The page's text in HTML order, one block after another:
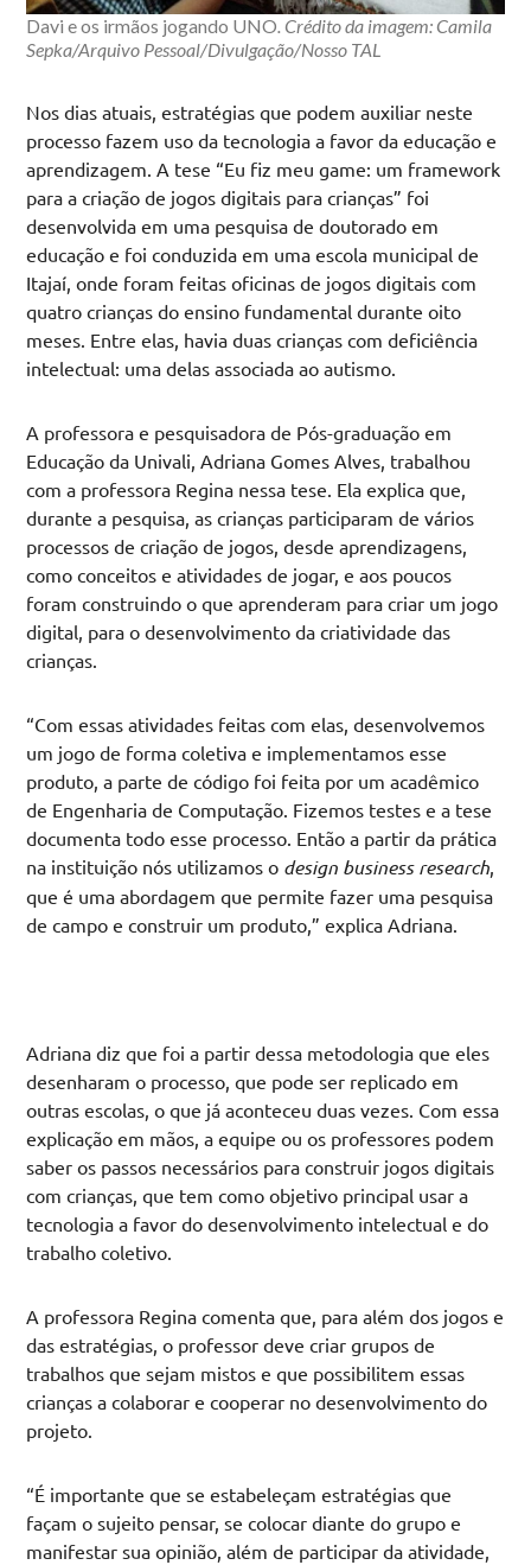
Davi e os irmãos jogando UNO. Crédito da imagem: Camila
Sepka/Arquivo Pessoal/Divulgação/Nosso TAL
Nos dias atuais, estratégias que podem auxiliar neste
processo fazem uso da tecnologia a favor da educação e
aprendizagem. A tese “Eu fiz meu game: um framework
para a criação de jogos digitais para crianças” foi
desenvolvida em uma pesquisa de doutorado em
educação e foi conduzida em uma escola municipal de
Itajaí, onde foram feitas oficinas de jogos digitais com
quatro crianças do ensino fundamental durante oito
meses. Entre elas, havia duas crianças com deficiência
intelectual: uma delas associada ao autismo.
A professora e pesquisadora de Pós-graduação em
Educação da Univali, Adriana Gomes Alves, trabalhou
com a professora Regina nessa tese. Ela explica que,
durante a pesquisa, as crianças participaram de vários
processos de criação de jogos, desde aprendizagens,
como conceitos e atividades de jogar, e aos poucos
foram construindo o que aprenderam para criar um jogo
digital, para o desenvolvimento da criatividade das
crianças.
“Com essas atividades feitas com elas, desenvolvemos
um jogo de forma coletiva e implementamos esse
produto, a parte de código foi feita por um acadêmico
de Engenharia de Computação. Fizemos testes e a tese
documenta todo esse processo. Então a partir da prática
na instituição nós utilizamos o design business research,
que é uma abordagem que permite fazer uma pesquisa
de campo e construir um produto,” explica Adriana.
Adriana diz que foi a partir dessa metodologia que eles
desenharam o processo, que pode ser replicado em
outras escolas, o que já aconteceu duas vezes. Com essa
explicação em mãos, a equipe ou os professores podem
saber os passos necessários para construir jogos digitais
com crianças, que tem como objetivo principal usar a
tecnologia a favor do desenvolvimento intelectual e do
trabalho coletivo.
A professora Regina comenta que, para além dos jogos e
das estratégias, o professor deve criar grupos de
trabalhos que sejam mistos e que possibilitem essas
crianças a colaborar e cooperar no desenvolvimento do
projeto.
“É importante que se estabeleçam estratégias que
façam o sujeito pensar, se colocar diante do grupo e
manifestar sua opinião, além de participar da atividade,